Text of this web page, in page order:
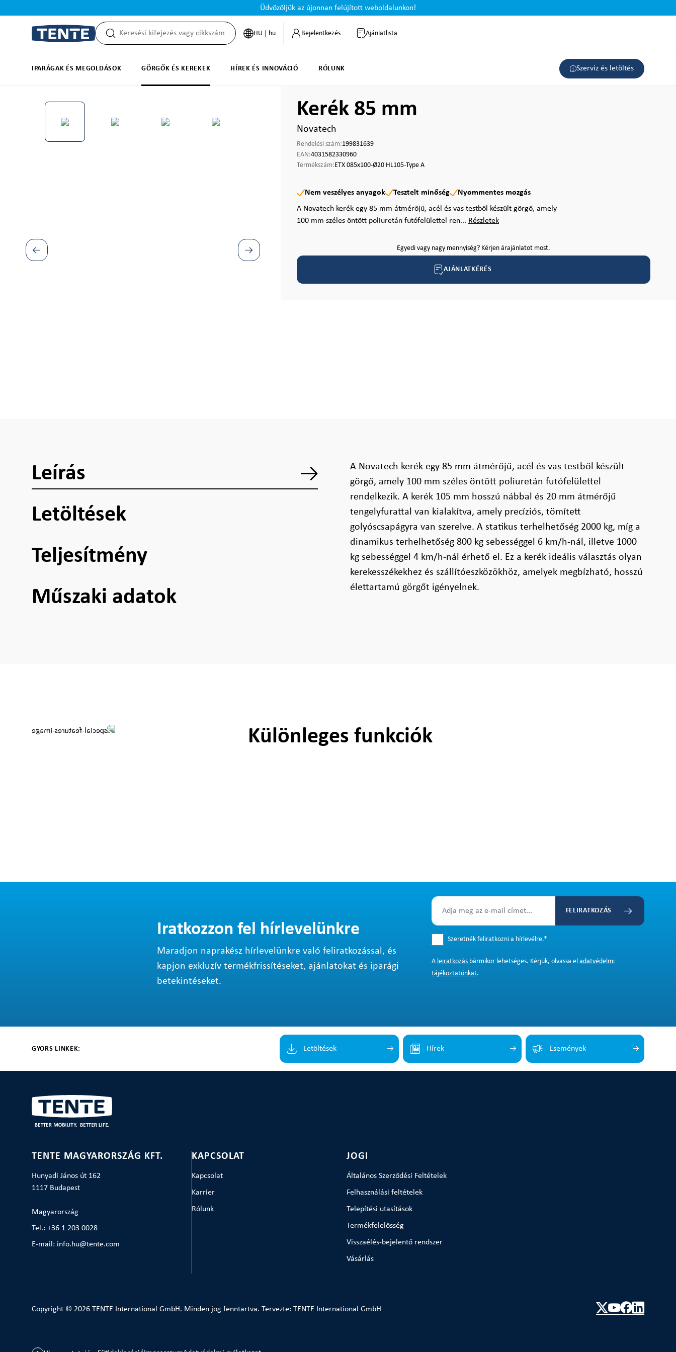
Üdvözöljük az újonnan felújított weboldalunkon!
HU | hu Bejelentkezés Ajánlatlista
IPARÁGAK ÉS MEGOLDÁSOK GÖRGŐK ÉS KEREKEK HÍREK ÉS INNOVÁCIÓ RÓLUNK Szerviz és letöltés
Képgaléria kihagyása Kerék 85 mm
Novatech
Rendelési szám:199831639
EAN:4031582330960
Termékszám:ETX 085x100-Ø20 HL105-Type A
Nem veszélyes anyagok Tesztelt minőség
Nyommentes mozgás
A Novatech kerék egy 85 mm átmérőjű, acél és vas testből készült görgő, amely
100 mm széles öntött poliuretán futófelülettel ren... Részletek
Egyedi vagy nagy mennyiség? Kérjen árajánlatot most.
AJÁNLATKÉRÉS
Leírás
Letöltések
Teljesítmény
Műszaki adatok
A Novatech kerék egy 85 mm átmérőjű, acél és vas testből készült
görgő, amely 100 mm széles öntött poliuretán futófelülettel
rendelkezik. A kerék 105 mm hosszú nábbal és 20 mm átmérőjű
tengelyfurattal van kialakítva, amely precíziós, tömített
golyóscsapágyra van szerelve. A statikus terhelhetőség 2000 kg, míg a
dinamikus terhelhetőség 800 kg sebességgel 6 km/h-nál, illetve 1000
kg sebességgel 4 km/h-nál érhető el. Ez a kerék ideális választás olyan
kerekesszékekhez és szállítóeszközökhöz, amelyek megbízható, hosszú
élettartamú görgőt igényelnek.
Különleges funkciók
Iratkozzon fel hírlevelünkre
Maradjon naprakész hírlevelünkre való feliratkozással, és
kapjon exkluzív termékfrissítéseket, ajánlatokat és iparági
betekintéseket.
FELIRATKOZÁS
Szeretnék feliratkozni a hírlevélre.*
A leiratkozás bármikor lehetséges. Kérjük, olvassa eladatvédelmi
tájékoztatónkat.
GYORS LINKEK: Letöltések Hírek Események
TENTE MAGYARORSZÁG KFT.
Hunyadi János út 162
1117 Budapest
Magyarország
Tel.: +36 1 203 0028
E-mail: info.hu@tente.com
KAPCSOLAT
Kapcsolat
Karrier
Rólunk
JOGI
Általános Szerződési Feltételek
Felhasználási feltételek
Telepítési utasítások
Termékfelelősség
Visszaélés-bejelentő rendszer
Vásárlás
Copyright © 2026 TENTE International GmbH. Minden jog fenntartva. Tervezte: TENTE International GmbH